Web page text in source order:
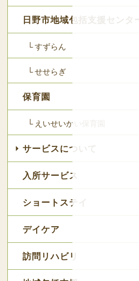
日野市地域包括支援センター
└ すずらん
└ せせらぎ
保育園
└ えいせいかい保育園
サービスについて
入所サービス
ショートステイ
デイケア
訪問リハビリ